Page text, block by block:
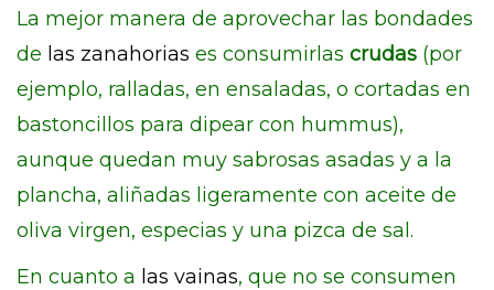
La mejor manera de aprovechar las bondades
de las zanahorias es consumirlas crudas (por
ejemplo, ralladas, en ensaladas, o cortadas en
bastoncillos para dipear con hummus),
aunque quedan muy sabrosas asadas y a la
plancha, aliñadas ligeramente con aceite de
oliva virgen, especias y una pizca de sal.
En cuanto a las vainas, que no se consumen